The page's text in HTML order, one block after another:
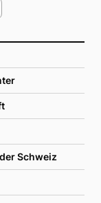
Schweiz